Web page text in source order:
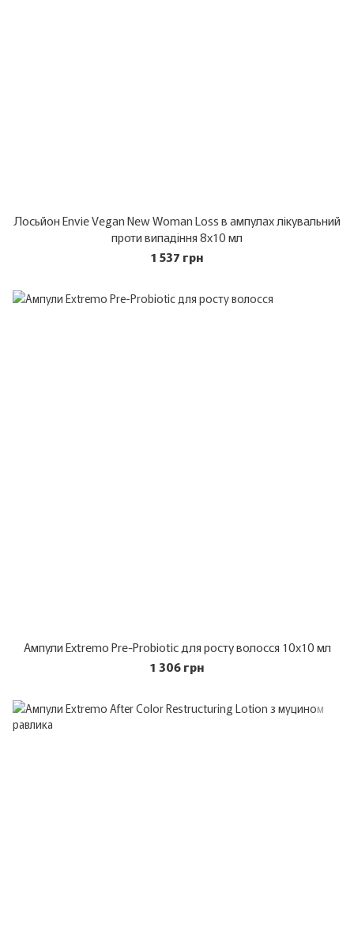
Лосьйон Envie Vegan New Woman Loss в ампулах лікувальний
проти випадіння 8х10 мл
1 537 грн
Ампули Extremo Pre-Probiotic для росту волосся 10х10 мл
1 306 грн